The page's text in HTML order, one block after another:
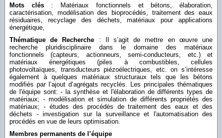
Mots clés : Matériaux fonctionnels et bétons, élaboration,
caractérisation, modélisation des bioprocédés, traitement des eaux
résiduaires, recyclage des déchets, matériaux pour applications
énergétique,
Thématique de Recherche : Il s’agit de mettre en œuvre une
recherche pluridisciplinaire dans le domaine des matériaux
fonctionnels (capteurs, actionneurs, semi-conducteurs, etc.) et
matériaux énergétiques (piles à combustibles, cellules
photovoltaïques, transducteurs piézoélectriques, etc. on s’intéresse
également à quelques matériaux structuraux tels que les bétons
modifiés par l’ajout d’agrégats recyclés. Les principales thématiques
de l'équipe sont: - la synthèse et l'élaboration de différents types de
matériaux; - modélisation et simulation de différents propriétés des
matériaux; - études des procédés de traitement des eaux et des
déchets - investigation sur la surveillance et l'automatisation des
procédés en vue de leurs optimisation.
Membres permanents de l’équipe